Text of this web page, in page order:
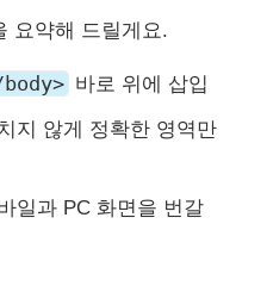
요약해 드릴게요.
바로 위에 삽입
지 않게 정확한 영역만
일과 PC 화면을 번갈